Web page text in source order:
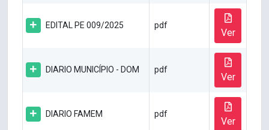
EDITAL PE 009/2025 pdf
Ver
DIARIO MUNICÍPIO - DOM pdf
Ver
DIARIO FAMEM pdf
Ver